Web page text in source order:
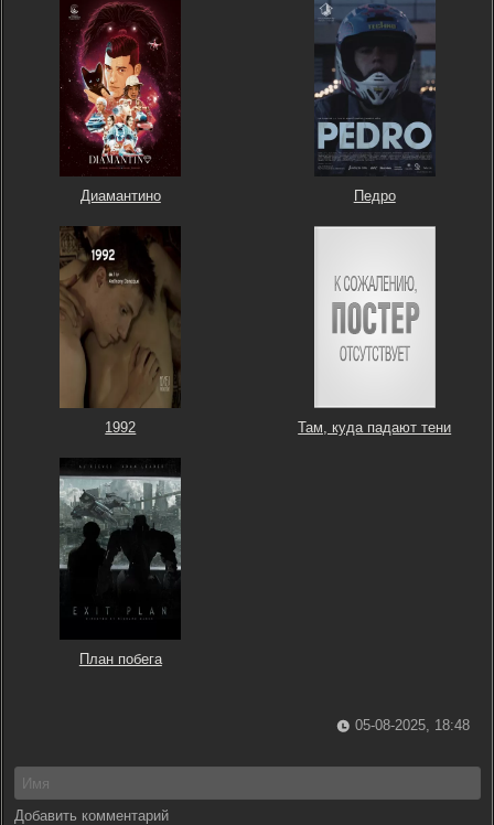
Диамантино Педро
1992 Там, куда падают тени
План побега
05-08-2025, 18:48
Добавить комментарий